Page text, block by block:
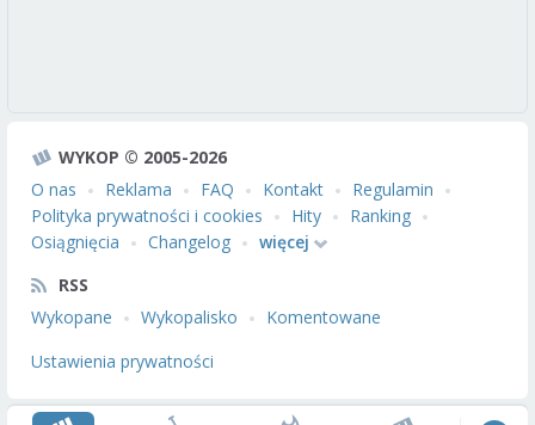
WYKOP © 2005-2026
O nas
Reklama FAQ Kontakt
Regulamin
Polityka prywatności i cookies
Hity
Ranking
Osiągnięcia
Changelog
więcej
RSS
Wykopane
Wykopalisko
Komentowane
Ustawienia prywatności